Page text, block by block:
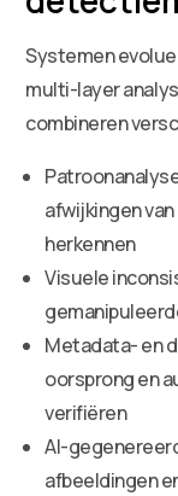
Systemen
multi-layer
combineren
afwijkingen
herkennen
Visuele
Metadata- en
oorsprong en
verifiëren
AI-
afbeeldingen